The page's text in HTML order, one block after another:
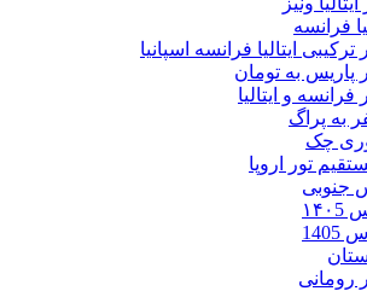
فرانسه
ایتالیا فرانسه اسپانیا
پاریس به تومان
و ایتالیا
به پراگ
چک
تور اروپا
جنوبی
رومانی